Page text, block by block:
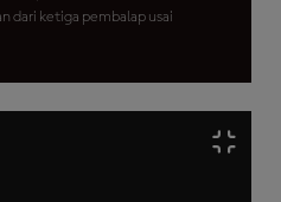
dari ketiga pembalap usai